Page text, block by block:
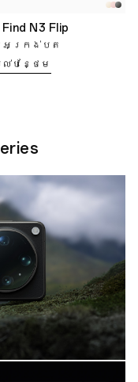
N3 Flip
អេក្រង់បត
ល់បន្ថែម